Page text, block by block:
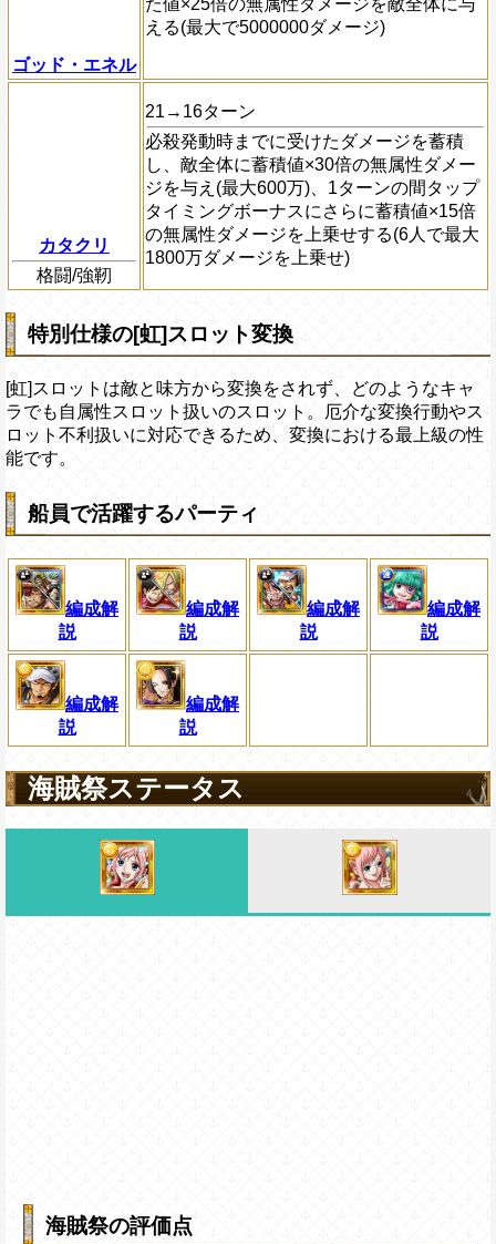
ゴッド・エネル
える(最大で5000000ダメージ)
カタクリ
格闘/強靭
21→16ターン
必殺発動時までに受けたダメージを蓄積
し、敵全体に蓄積値×30倍の無属性ダメー
ジを与え(最大600万)、1ターンの間タップ
タイミングボーナスにさらに蓄積値×15倍
の無属性ダメージを上乗せする(6人で最大
1800万ダメージを上乗せ)
特別仕様の[虹]スロット変換
[虹]スロットは敵と味方から変換をされず、どのようなキャ
ラでも自属性スロット扱いのスロット。厄介な変換行動やス
ロット不利扱いに対応できるため、変換における最上級の性
能です。
船員で活躍するパーティ
編成解
説
編成解
説
編成解
説
編成解
説
編成解
説
編成解
説
海賊祭ステータス
海賊祭の評価点